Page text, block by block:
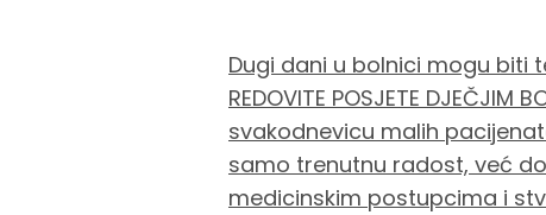
Dugi dani u bolnici mogu biti
REDOVITE POSJETE
svakodnevicu malih
samo trenutnu radost, već
medicinskim postupcima i